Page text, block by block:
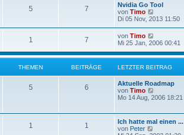
s
t
e
r
e
i
t
r
a
g
5 7
Nvidia Go Tool
von Timo
e
s
t
e
r
B
e
i
r
Di 05 Nov, 2013 11:50
1 7 von Timo
e
e
t
e
r
e
t
r
g
Mi 25 Jan, 2006 00:41
THEMEN BEITRÄGE LETZTER BEITRAG
5 6
Aktuelle Roadmap
von Timo
e
s
t
e
Mo 14 Aug, 2006 18:21
1 1
Ich hatte mal einen ...
von Peter